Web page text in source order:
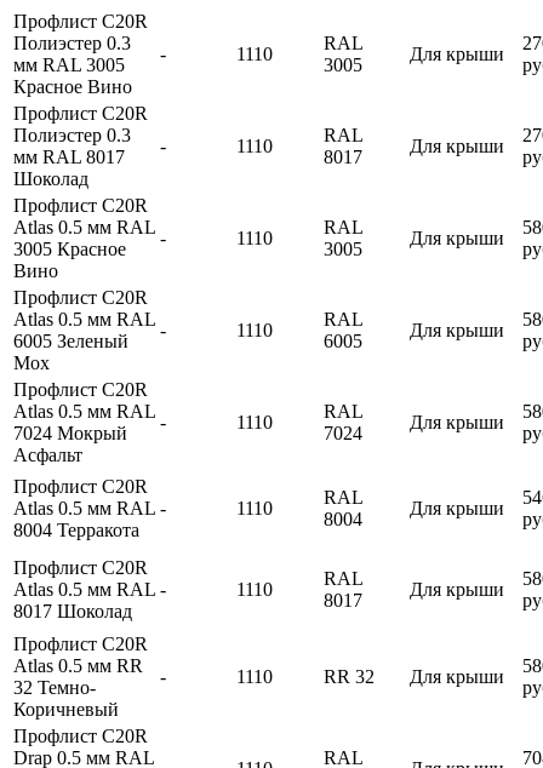
Профлист С20R
Полиэстер 0.3
мм RAL 3005
Красное Вино
- 1110
RAL
3005
Для крыши
Профлист С20R
Полиэстер 0.3
мм RAL 8017
Шоколад
- 1110
RAL
8017
Для крыши
Профлист С20R
Atlas 0.5 мм RAL
3005 Красное
Вино
- 1110
RAL
3005
Для крыши
Профлист С20R
Atlas 0.5 мм RAL
6005 Зеленый
Мох
- 1110
RAL
6005
Для крыши
Профлист С20R
Atlas 0.5 мм RAL
7024 Мокрый
Асфальт
- 1110
RAL
7024
Для крыши
Профлист С20R
Atlas 0.5 мм RAL
8004 Терракота
- 1110
RAL
8004
Для крыши
Профлист С20R
Atlas 0.5 мм RAL
8017 Шоколад
- 1110
RAL
8017
Для крыши
Профлист С20R
Atlas 0.5 мм RR
32 Темно-
Коричневый
- 1110 RR 32 Для крыши
Профлист С20R
Drap 0.5 мм RAL
RAL